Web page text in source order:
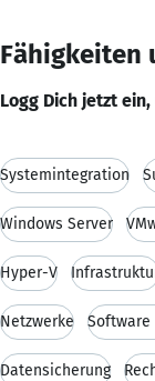
Fähigkeiten
Logg Dich jetzt
Systemintegration
Windows Server
Hyper-V
Netzwerke
Datensicherung